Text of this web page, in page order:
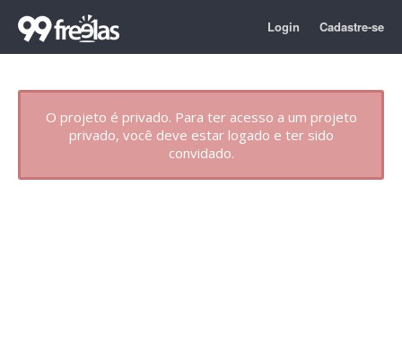
Login Cadastre-se
O projeto é privado. Para ter acesso a um projeto
privado, você deve estar logado e ter sido
convidado.